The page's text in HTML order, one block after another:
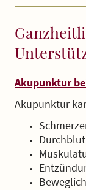
Akupunktur
Akupunktur